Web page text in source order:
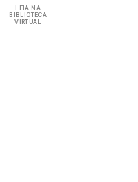
LEIA NA
BIBLIOTECA
VIRTUAL